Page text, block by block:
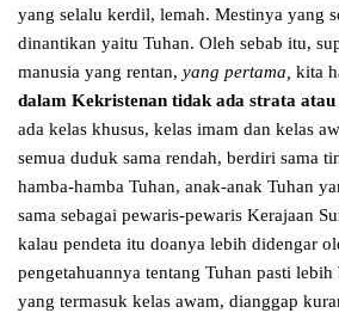
yang selalu kerdil, lemah. Mestinya yang
dinantikan yaitu Tuhan. Oleh sebab itu,
manusia yang rentan, yang pertama, kita
dalam Kekristenan tidak ada strata atau
ada kelas khusus, kelas imam dan kelas
semua duduk sama rendah, berdiri sama
hamba-hamba Tuhan, anak-anak Tuhan
sama sebagai pewaris-pewaris Kerajaan
kalau pendeta itu doanya lebih didengar
pengetahuannya tentang Tuhan pasti
yang termasuk kelas awam, dianggap